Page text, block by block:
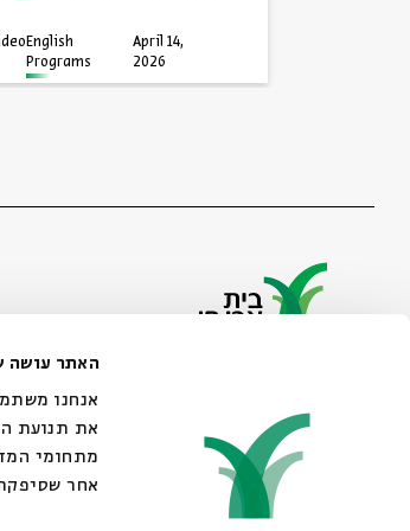
האתר עושה
את תנועת
מתחומי
אחר
English
Programs
April 14,
2026
info@bac.org.il
02-6215300